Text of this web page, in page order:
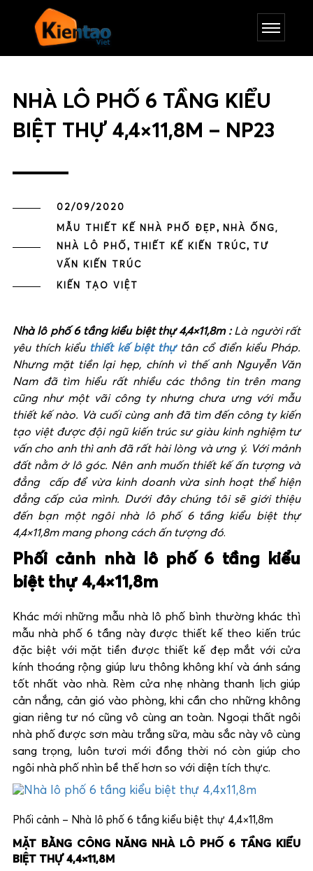
NHÀ LÔ PHỐ 6 TẦNG KIỂU
BIỆT THỰ 4,4×11,8M – NP23
02/09/2020
MẪU THIẾT KẾ NHÀ PHỐ ĐẸP,
NHÀ ỐNG,
NHÀ LÔ PHỐ, THIẾT KẾ KIẾN TRÚC,
TƯ
VẤN KIẾN TRÚC
KIẾN TẠO VIỆT
Nhà lô phố 6 tầng kiểu biệt thự 4,4×11,8m :Là người rất
yêu thích kiểu thiết kế biệt thự tân cổ điển kiểu Pháp.
Nhưng mặt tiền lại hẹp, chính vì thế anh Nguyễn Văn
Nam đã tìm hiểu rất nhiều các thông tin trên mang
cũng như một vãi công ty nhưng chưa ưng với mẫu
thiết kế nào. Và cuối cùng anh đã tìm đến công ty kiến
tạo việt được đội ngũ kiến trúc sư giàu kinh nghiệm tư
vấn cho anh thì anh đã rất hài lòng và ưng ý. Với mảnh
đất nằm ở lô góc. Nên anh muốn thiết kế ấn tượng và
đẳng cấp để vừa kinh doanh vừa sinh hoạt thể hiện
đẳng cấp của mình. Dưới đây chúng tôi sẽ giới thiệu
đến bạn một ngôi nhà lô phố 6 tầng kiểu biệt thự
4,4×11,8m mang phong cách ấn tượng đó.
Phối cảnh nhà lô phố 6 tầng kiểu
biệt thự 4,4×11,8m
Khác mới những mẫu nhà lô phố bình thường khác thì
mẫu nhà phố 6 tầng này được thiết kế theo kiến trúc
đặc biệt với mặt tiền được thiết kế đẹp mắt với cửa
kính thoáng rộng giúp lưu thông không khí và ánh sáng
tốt nhất vào nhà. Rèm cửa nhẹ nhàng thanh lịch giúp
cản nắng, cản gió vào phòng, khi cần cho những không
gian riêng tư nó cũng vô cùng an toàn. Ngoại thất ngôi
nhà phố được sơn màu trắng sữa, màu sắc này vô cùng
sang trọng, luôn tươi mới đồng thời nó còn giúp cho
ngôi nhà phố nhìn bề thế hơn so với diện tích thực.
Phối cảnh – Nhà lô phố 6 tầng kiểu biệt thự 4,4×11,8m
MẶT BẰNG CÔNG NĂNG NHÀ LÔ PHỐ 6 TẦNG KIỂU
BIỆT THỰ 4,4×11,8M